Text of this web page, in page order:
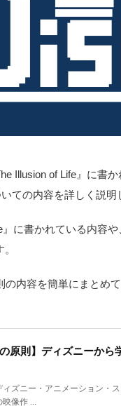
Illusion of Life』に書
ての内容を詳しく説明
』に書かれている内容
の内容を簡単にまとめ
原則】ディズニーから
ズニー・アニメーション・ス
映像作 ...